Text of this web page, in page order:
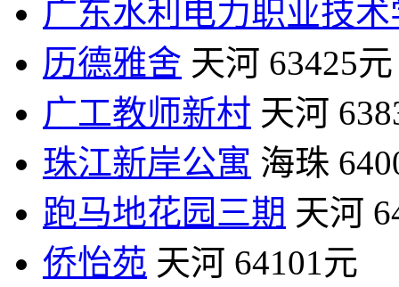
广东水利电力职业技
历德雅舍 天河 63425元
广工教师新村 天河
珠江新岸公寓 海珠
跑马地花园三期 天河
侨怡苑 天河 64101元